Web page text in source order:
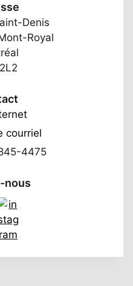
Denis
Royal
courriel
4475
nous